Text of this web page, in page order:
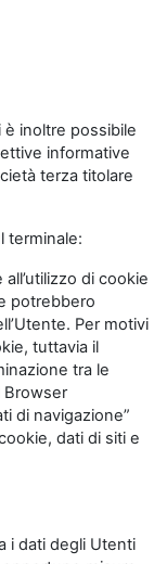
inoltre possibile
informative
terza titolare
terminale:
di cookie
potrebbero
Per motivi
tuttavia il
tra le
Browser
di navigazione”
dati di siti e
i dati degli Utenti